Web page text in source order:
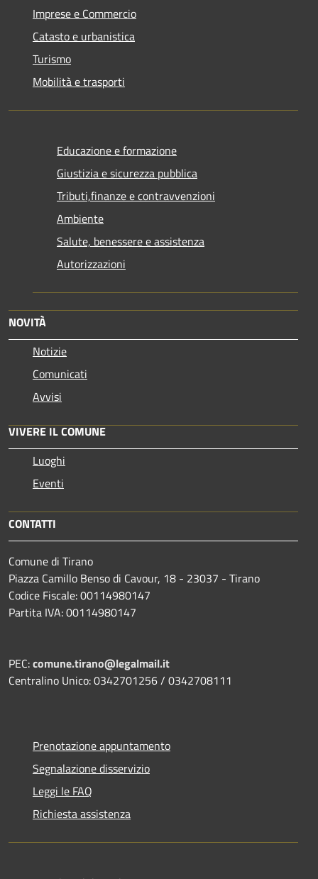
Imprese e Commercio
Catasto e urbanistica
Turismo
Mobilità e trasporti
Educazione e formazione
Giustizia e sicurezza pubblica
Tributi,finanze e contravvenzioni
Ambiente
Salute, benessere e assistenza
Autorizzazioni
NOVITÀ
Notizie
Comunicati
Avvisi
VIVERE IL COMUNE
Luoghi
Eventi
CONTATTI
Comune di Tirano
Piazza Camillo Benso di Cavour, 18 - 23037 - Tirano
Codice Fiscale: 00114980147
Partita IVA: 00114980147
PEC:comune.tirano@legalmail.it
Centralino Unico: 0342701256 / 0342708111
Prenotazione appuntamento
Segnalazione disservizio
Leggi le FAQ
Richiesta assistenza